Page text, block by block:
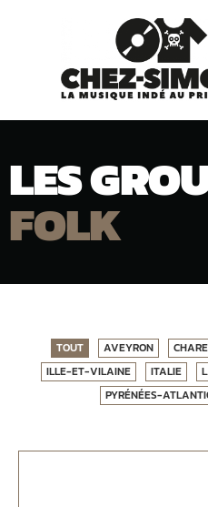
LES
FOLK
TOUT AVEYRON
ILLE-ET-VILAINE
ITALIE
PYRÉNÉES-